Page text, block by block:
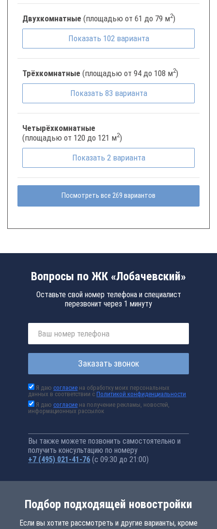
Двухкомнатные (площадью от 61 до 79 м2)
Показать 102 варианта
Трёхкомнатные (площадью от 94 до 108 м2)
Показать 83 варианта
Четырёхкомнатные
(площадью от 120 до 121 м2)
Показать 2 варианта
Посмотреть все 269 вариантов
Вопросы по ЖК «Лобачевский»
Оставьте свой номер телефона и специалист
перезвонит через 1 минуту
Заказать звонок
Я даюсогласие на обработку моих персональных
данных в соответствии сПолитикой конфиденциальности
Я даюсогласие на получение рекламы, новостей,
информационных рассылок
Вы также можете позвонить самостоятельно и
получить консультацию по номеру
+7 (495) 021-41-76 (с 09:30 до 21:00)
Подбор подходящей новостройки
Если вы хотите рассмотреть и другие варианты, кроме